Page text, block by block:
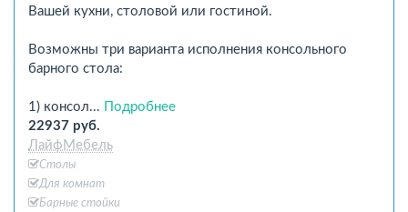
Вашей кухни, столовой или гостиной.
Возможны три варианта исполнения консольного
барного стола:
1) консол...
Подробнее
22937 руб.
ЛайфМебель
Столы
Для комнат
Барные стойки